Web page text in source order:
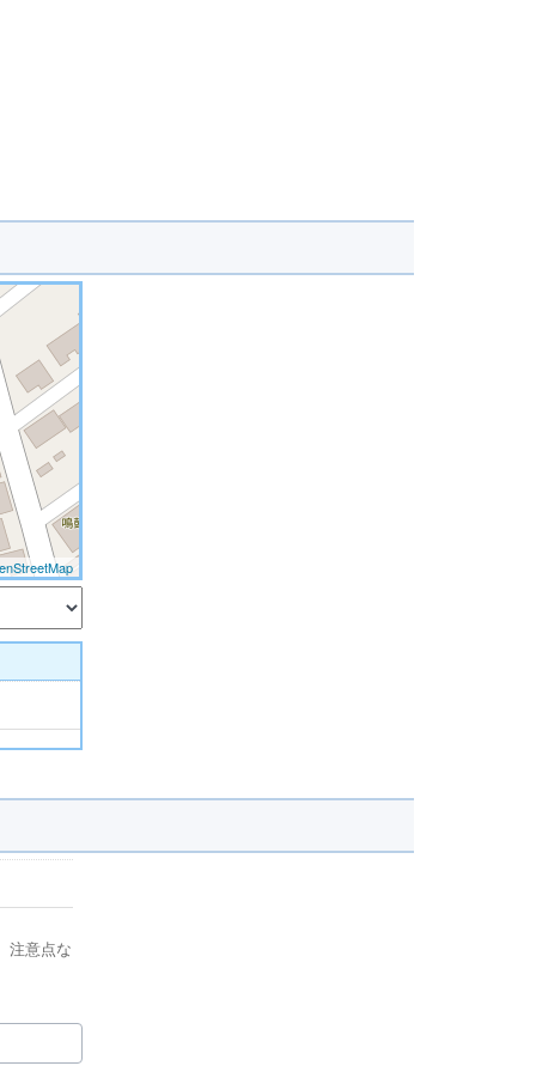
注意点な